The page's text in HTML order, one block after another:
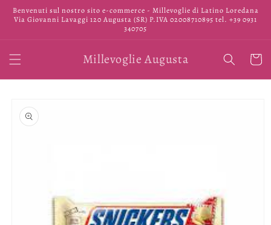
direttamente
ai contenuti
Benvenuti sul nostro sito e-commerce - Millevoglie di Latino Loredana
Via Giovanni Lavaggi 120 Augusta (SR) P.IVA 02008710895 tel. +39 0931
340705
Millevoglie Augusta
informazioni
sul prodotto